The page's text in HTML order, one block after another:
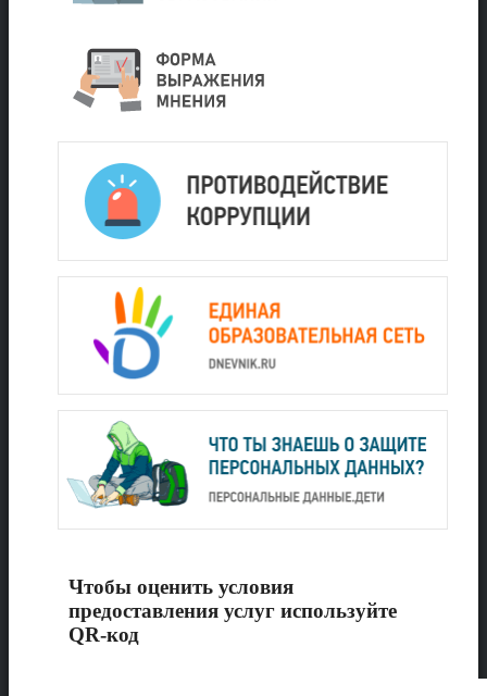
Чтобы оценить условия
предоставления услуг используйте
QR-код